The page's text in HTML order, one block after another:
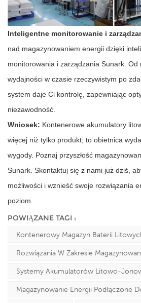
Inteligentne monitorowanie i
nad magazynowaniem energii dzięki
monitorowania i zarządzania Sunark. Od
wydajności w czasie rzeczywistym po
system daje Ci kontrolę, zapewniając
niezawodność.
Wniosek: Kontenerowe akumulatory
więcej niż tylko produkt; to obietnica
wygody. Poznaj przyszłość
Sunark. Skontaktuj się z nami już dziś,
możliwości i wznieść swoje rozwiązania
poziom.
POWIĄZANE TAGI :
Kontenerowy Magazyn Baterii
Rozwiązania W Zakresie
Systemy Akumulatorów Litowo-
Magazynowanie Energii Podłączone